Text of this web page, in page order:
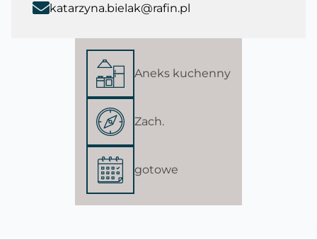
katarzyna.bielak@rafin.pl
Aneks kuchenny
Zach.
gotowe